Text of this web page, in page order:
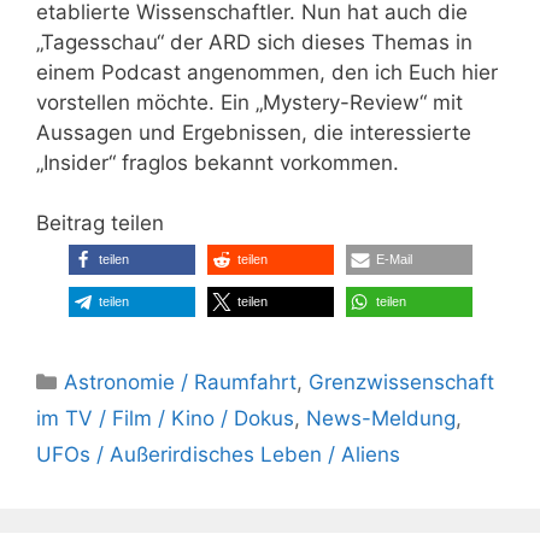
etablierte Wissenschaftler. Nun hat auch die
„Tagesschau“ der ARD sich dieses Themas in
einem Podcast angenommen, den ich Euch hier
vorstellen möchte. Ein „Mystery-Review“ mit
Aussagen und Ergebnissen, die interessierte
„Insider“ fraglos bekannt vorkommen.
Beitrag teilen
teilen teilen E-Mail
teilen teilen teilen
Kategorien
Astronomie / Raumfahrt, Grenzwissenschaft
im TV / Film / Kino / Dokus, News-Meldung,
UFOs / Außerirdisches Leben / Aliens